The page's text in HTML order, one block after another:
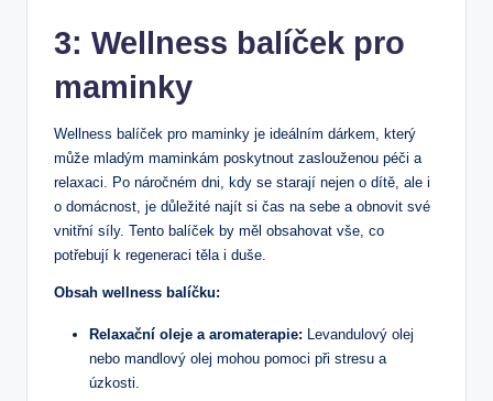
3: Wellness balíček pro
⁣maminky
Wellness balíček pro maminky je ideálním dárkem, který
může mladým maminkám poskytnout zaslouženou péči a
relaxaci. Po náročném dni, kdy se starají nejen o dítě, ale i
o⁤ domácnost, je důležité najít si čas na sebe a obnovit své
vnitřní ​síly. Tento ⁣balíček by měl obsahovat vše, co
potřebují k regeneraci těla⁣ i duše.
Obsah wellness balíčku:
Relaxační oleje a aromaterapie: ​Levandulový olej
nebo mandlový olej mohou pomoci při stresu a
úzkosti.